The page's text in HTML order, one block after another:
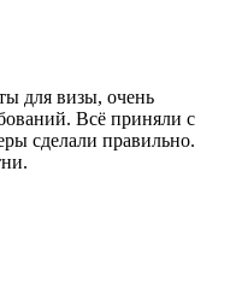
для визы, очень
Всё приняли с
сделали правильно.